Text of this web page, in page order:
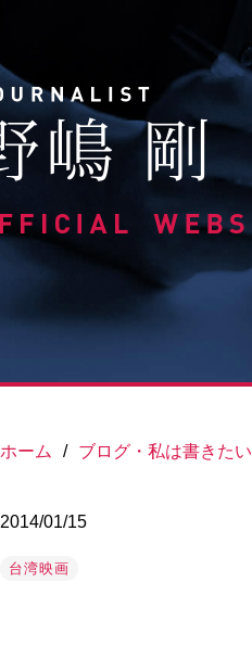
ホーム / ブログ・私は書きたい
2014/01/15
台湾映画